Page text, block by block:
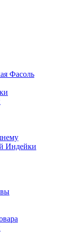
Фасоль
Индейки